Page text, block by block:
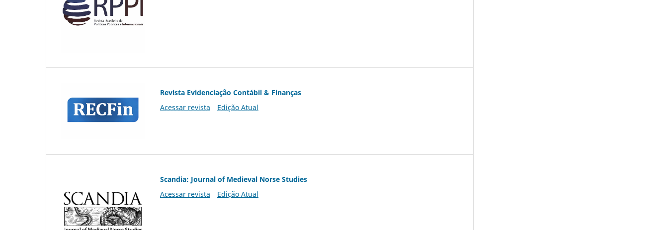
Revista Evidenciação Contábil & Finanças
Acessar revista
Edição Atual
Scandia: Journal of Medieval Norse Studies
Acessar revista
Edição Atual